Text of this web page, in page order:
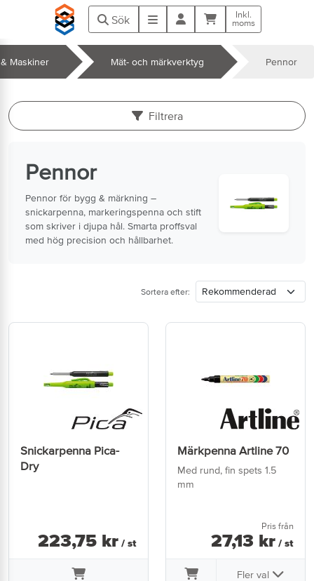
Hoppa till huvudinnehåll
Sök Meny Kundvagn
Inkl.
moms
Maskiner Mät- och märkverktyg Pennor
Filtrera
Pennor
Pennor för bygg & märkning –
snickarpenna, markeringspenna och stift
som skriver i djupa hål. Smarta proffsval
med hög precision och hållbarhet.
Sortera efter:
Snickarpenna Pica-
Dry
223,75 kr / st
Märkpenna Artline 70
Med rund, fin spets 1.5
mm
Pris från
27,13 kr / st
Fler val